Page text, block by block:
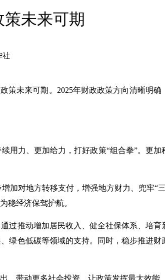
未来可期
社
策未来可期。2025年财政政策方向清晰明确
力、更加给力，打好政策“组合拳”。更加
对地方转移支付，增强地方财力、兜牢“
稳经济保驾护航。
推动增加居民收入、健全社保体系、培育
绿色低碳等领域的支持。同时，稳步推进财
带动更多社会投资，让政策发挥最大效能。